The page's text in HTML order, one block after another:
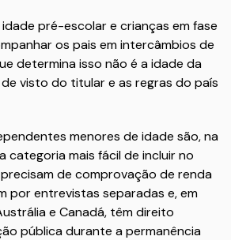
pré-escolar e crianças em fase
os pais em intercâmbios de
determina isso não é a idade da
visto do titular e as regras do país
menores de idade são, na
categoria mais fácil de incluir no
de comprovação de renda
por entrevistas separadas e, em
e Canadá, têm direito
pública durante a permanência